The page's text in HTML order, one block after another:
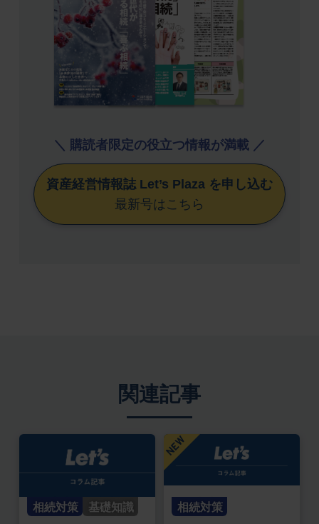
＼ 購読者限定の役立つ情報が満載 ／
資産経営情報誌 Let’s Plaza を申し込む
最新号はこちら
関連記事
相続対策 基礎知識 相続対策